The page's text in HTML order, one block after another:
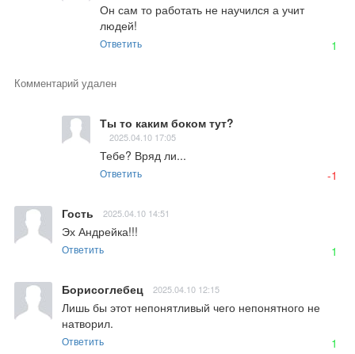
Он сам то работать не научился а учит
людей!
Ответить 1
Комментарий удален
Ты то каким боком тут?
2025.04.10 17:05
Тебе? Вряд ли...
Ответить -1
Гость 2025.04.10 14:51
Эх Андрейка!!!
Ответить 1
Борисоглебец 2025.04.10 12:15
Лишь бы этот непонятливый чего непонятного не
натворил.
Ответить 1